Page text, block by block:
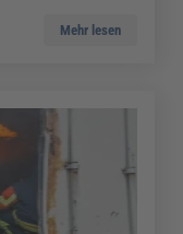
Mehr lesen